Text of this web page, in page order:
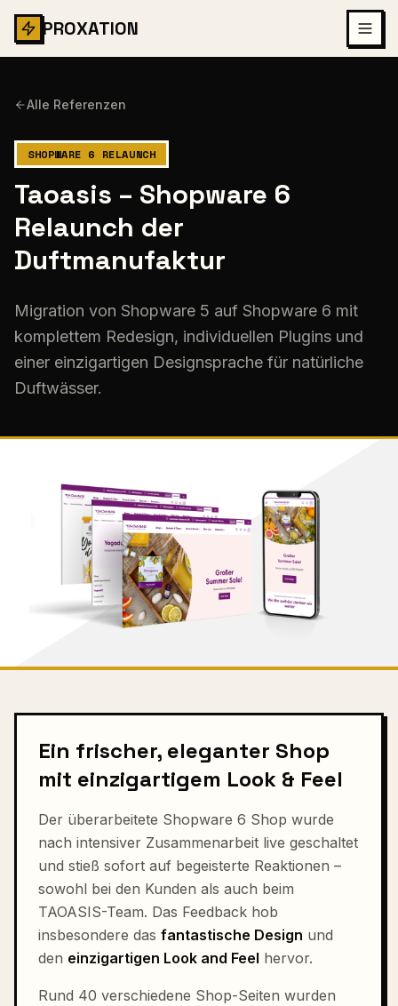
PROXATION
Alle Referenzen
SHOPWARE 6 RELAUNCH
Taoasis – Shopware 6
Relaunch der
Duftmanufaktur
Migration von Shopware 5 auf Shopware 6 mit
komplettem Redesign, individuellen Plugins und
einer einzigartigen Designsprache für natürliche
Duftwässer.
Ein frischer, eleganter Shop
mit einzigartigem Look & Feel
Der überarbeitete Shopware 6 Shop wurde
nach intensiver Zusammenarbeit live geschaltet
und stieß sofort auf begeisterte Reaktionen –
sowohl bei den Kunden als auch beim
TAOASIS-Team. Das Feedback hob
insbesondere das fantastische Design und
den einzigartigen Look and Feel hervor.
Rund 40 verschiedene Shop-Seiten wurden